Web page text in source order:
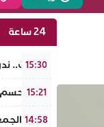
24 ساعة
15:30
تافراوت..
15:21
سبت الحسم
14:58
طقس